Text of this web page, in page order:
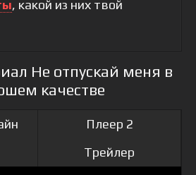
, какой из них твой
Не отпускай меня в
качестве
Плеер 2
Трейлер